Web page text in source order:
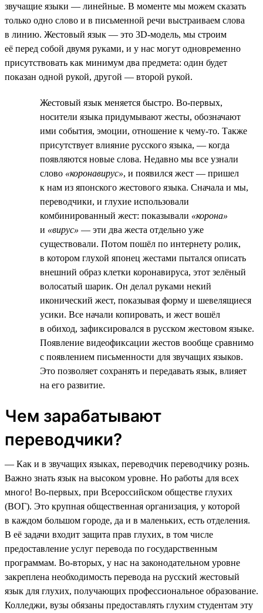
звучащие языки — линейные. В моменте мы можем сказать
только одно слово и в письменной речи выстраиваем слова
в линию. Жестовый язык — это 3D-модель, мы строим
её перед собой двумя руками, и у нас могут одновременно
присутствовать как минимум два предмета: один будет
показан одной рукой, другой — второй рукой.
Жестовый язык меняется быстро. Во-первых,
носители языка придумывают жесты, обозначают
ими события, эмоции, отношение к чему-то. Также
присутствует влияние русского языка, — когда
появляются новые слова. Недавно мы все узнали
слово «коронавирус», и появился жест — пришел
к нам из японского жестового языка. Сначала и мы,
переводчики, и глухие использовали
комбинированный жест: показывали «корона»
и «вирус» — эти два жеста отдельно уже
существовали. Потом пошёл по интернету ролик,
в котором глухой японец жестами пытался описать
внешний образ клетки коронавируса, этот зелёный
волосатый шарик. Он делал руками некий
иконический жест, показывая форму и шевелящиеся
усики. Все начали копировать, и жест вошёл
в обиход, зафиксировался в русском жестовом языке.
Появление видеофиксации жестов вообще сравнимо
с появлением письменности для звучащих языков.
Это позволяет сохранять и передавать язык, влияет
на его развитие.
Чем зарабатывают
переводчики?
— Как и в звучащих языках, переводчик переводчику рознь.
Важно знать язык на высоком уровне. Но работы для всех
много! Во-первых, при Всероссийском обществе глухих
(ВОГ). Это крупная общественная организация, у которой
в каждом большом городе, да и в маленьких, есть отделения.
В её задачи входит защита прав глухих, в том числе
предоставление услуг перевода по государственным
программам. Во-вторых, у нас на законодательном уровне
закреплена необходимость перевода на русский жестовый
язык для глухих, получающих профессиональное образование.
Колледжи, вузы обязаны предоставлять глухим студентам эту